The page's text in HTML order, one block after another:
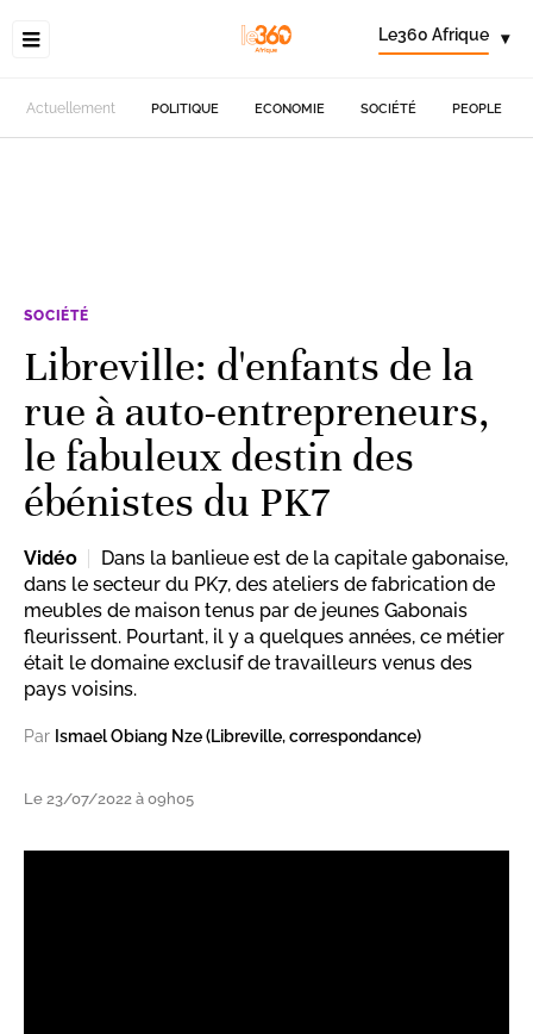
Le360 Afrique ▾
Actuellement POLITIQUE ECONOMIE SOCIÉTÉ PEOPLE
SOCIÉTÉ
Libreville: d'enfants de la
rue à auto-entrepreneurs,
le fabuleux destin des
ébénistes du PK7
Vidéo
Dans la banlieue est de la capitale gabonaise,
dans le secteur du PK7, des ateliers de fabrication de
meubles de maison tenus par de jeunes Gabonais
fleurissent. Pourtant, il y a quelques années, ce métier
était le domaine exclusif de travailleurs venus des
pays voisins.
Par Ismael Obiang Nze (Libreville, correspondance)
Le 23/07/2022 à 09h05